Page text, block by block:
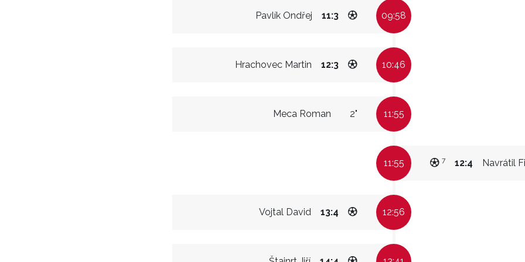
Pavlík Ondřej 11:3 09:58
Hrachovec Martin 12:3 10:46
Meca Roman 2" 11:55
11:55 Navrátil
12:4
7
Vojtal David 13:4 12:56